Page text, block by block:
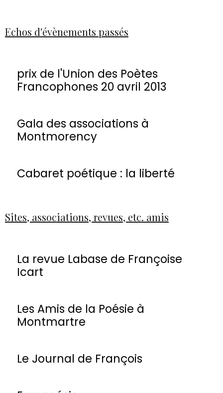
Echos d'évènements passés
prix de l'Union des Poètes
Francophones 20 avril 2013
Gala des associations à
Montmorency
Cabaret poétique : la liberté
Sites, associations, revues, etc. amis
La revue Labase de Françoise
Icart
Les Amis de la Poésie à
Montmartre
Le Journal de François